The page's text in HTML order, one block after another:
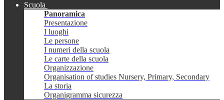
Scuola
Panoramica
Presentazione
I luoghi
Le persone
I numeri della scuola
Le carte della scuola
Organizzazione
Organisation of studies Nursery, Primary, Secondary
La storia
Organigramma sicurezza